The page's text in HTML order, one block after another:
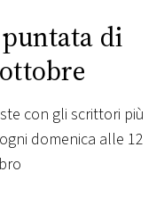
di
con gli scrittori più
domenica alle 12